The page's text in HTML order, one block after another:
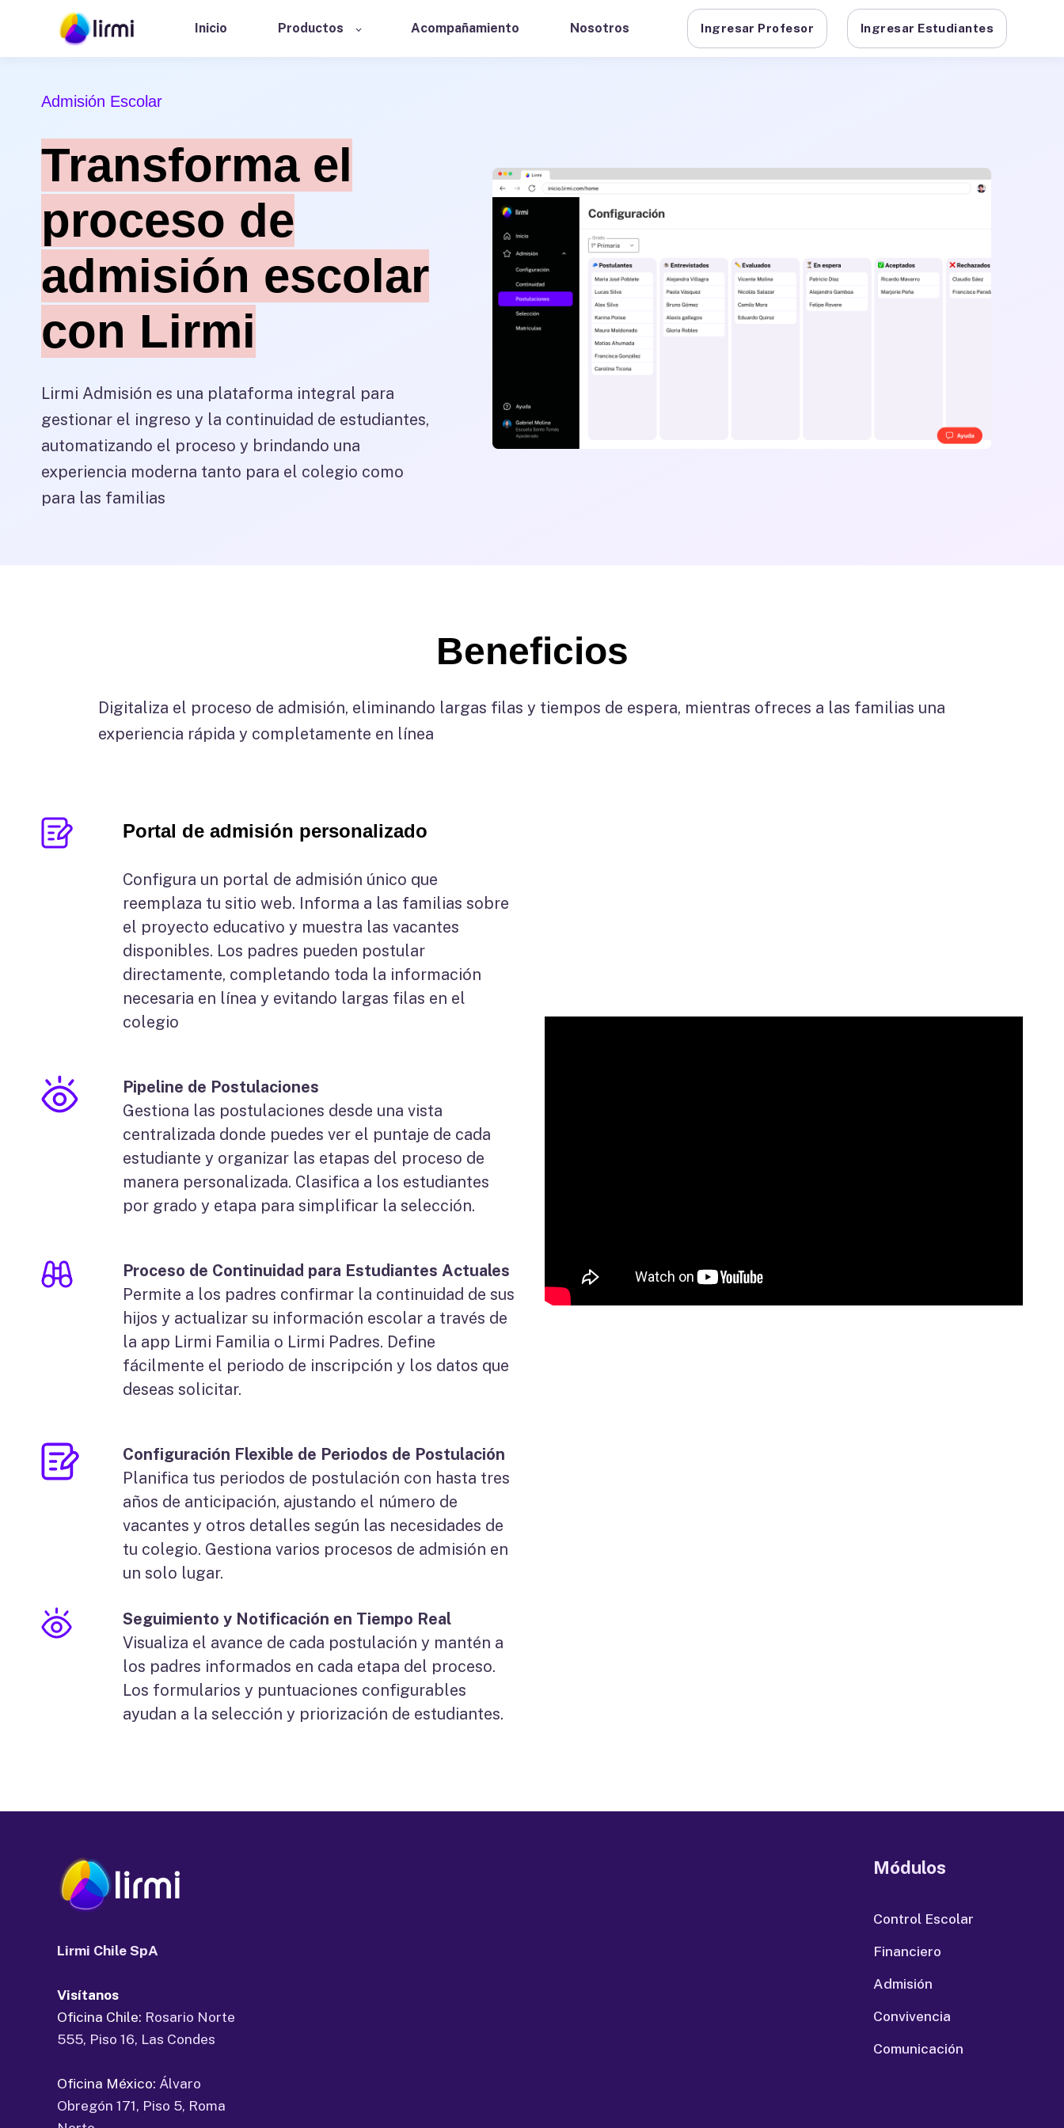
Inicio Productos Acompañamiento Nosotros Ingresar Profesor Ingresar Estudiantes
Admisión Escolar
Transforma el
proceso de
admisión escolar
con Lirmi
Lirmi Admisión es una plataforma integral para
gestionar el ingreso y la continuidad de estudiantes,
automatizando el proceso y brindando una
experiencia moderna tanto para el colegio como
para las familias
Beneficios
Digitaliza el proceso de admisión, eliminando largas filas y tiempos de espera, mientras ofreces a las familias una
experiencia rápida y completamente en línea
Portal de admisión personalizado
Configura un portal de admisión único que
reemplaza tu sitio web. Informa a las familias sobre
el proyecto educativo y muestra las vacantes
disponibles. Los padres pueden postular
directamente, completando toda la información
necesaria en línea y evitando largas filas en el
colegio
Pipeline de Postulaciones
Gestiona las postulaciones desde una vista
centralizada donde puedes ver el puntaje de cada
estudiante y organizar las etapas del proceso de
manera personalizada. Clasifica a los estudiantes
por grado y etapa para simplificar la selección.
Proceso de Continuidad para Estudiantes Actuales
Permite a los padres confirmar la continuidad de sus
hijos y actualizar su información escolar a través de
la app Lirmi Familia o Lirmi Padres. Define
fácilmente el periodo de inscripción y los datos que
deseas solicitar.
Configuración Flexible de Periodos de Postulación
Planifica tus periodos de postulación con hasta tres
años de anticipación, ajustando el número de
vacantes y otros detalles según las necesidades de
tu colegio. Gestiona varios procesos de admisión en
un solo lugar.
Seguimiento y Notificación en Tiempo Real
Visualiza el avance de cada postulación y mantén a
los padres informados en cada etapa del proceso.
Los formularios y puntuaciones configurables
ayudan a la selección y priorización de estudiantes.
Lirmi Chile SpA
Visítanos
Oficina Chile: Rosario Norte
555, Piso 16, Las Condes
Oficina México: Álvaro
Obregón 171, Piso 5, Roma
Módulos
Control Escolar
Financiero
Admisión
Convivencia
Comunicación